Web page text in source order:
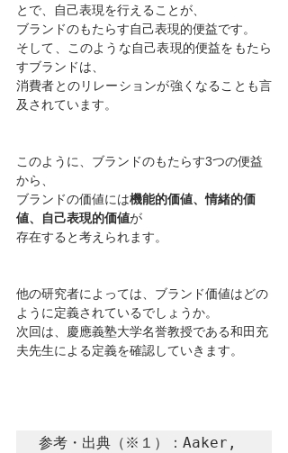
とで、自己表現を行えることが、
ブランドのもたらす自己表現的便益です。
そして、このような自己表現的便益をもたら
すブランドは、
消費者とのリレーションが強くなることも言
及されています。
このように、ブランドのもたらす3つの便益
から、
ブランドの価値には機能的価値、情緒的価
値、自己表現的価値が
存在すると考えられます。
他の研究者によっては、ブランド価値はどの
ように定義されているでしょうか。
次回は、 慶應義塾大学名誉教授である和田充
夫先生による定義を確認していきます。
参考・出典（※１）：Aaker,